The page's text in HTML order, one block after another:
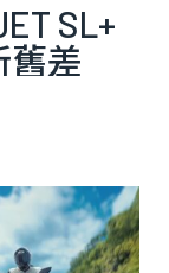
SL+
舊差
加